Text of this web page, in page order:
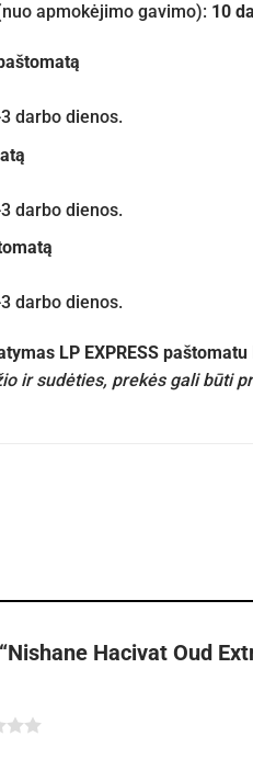
apmokėjimo gavimo): 10
darbo dienos.
darbo dienos.
darbo dienos.
LP EXPRESS
ir sudėties, prekės gali būti
Hacivat Oud